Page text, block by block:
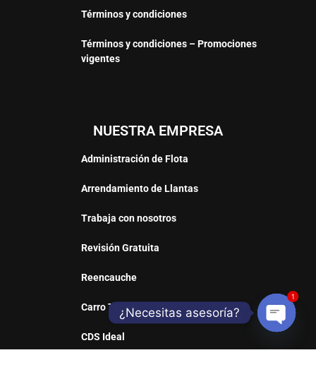
Términos y condiciones
Términos y condiciones – Promociones
vigentes
NUESTRA EMPRESA
Administración de Flota
Arrendamiento de Llantas
Trabaja con nosotros
Revisión Gratuita
Reencauche
Carro Taller
CDS Ideal
¿Necesitas asesoría?
Open
1